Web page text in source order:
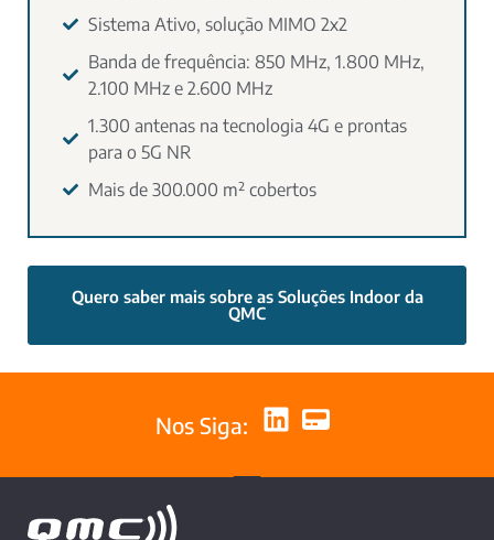
Sistema Ativo, solução MIMO 2x2
Banda de frequência: 850 MHz, 1.800 MHz,
2.100 MHz e 2.600 MHz
1.300 antenas na tecnologia 4G e prontas
para o 5G NR
Mais de 300.000 m² cobertos
Quero saber mais sobre as Soluções Indoor da
QMC
Nos Siga: